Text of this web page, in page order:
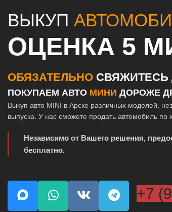
ВЫКУП
ОЦЕНКА 5
ОБЯЗАТЕЛЬНО СВЯЖИТЕСЬ
ПОКУПАЕМ АВТО МИНИ ДОРОЖЕ
Выкуп авто MINI в Арске различных моделей,
выпуска. У нас сможете продать автомобиль по
Независимо от Вашего решения,
бесплатно.
+7